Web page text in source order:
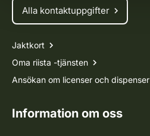
Alla kontaktuppgifter
Jaktkort
Oma riista -tjänsten
Ansökan om licenser och dispenser
Information om oss